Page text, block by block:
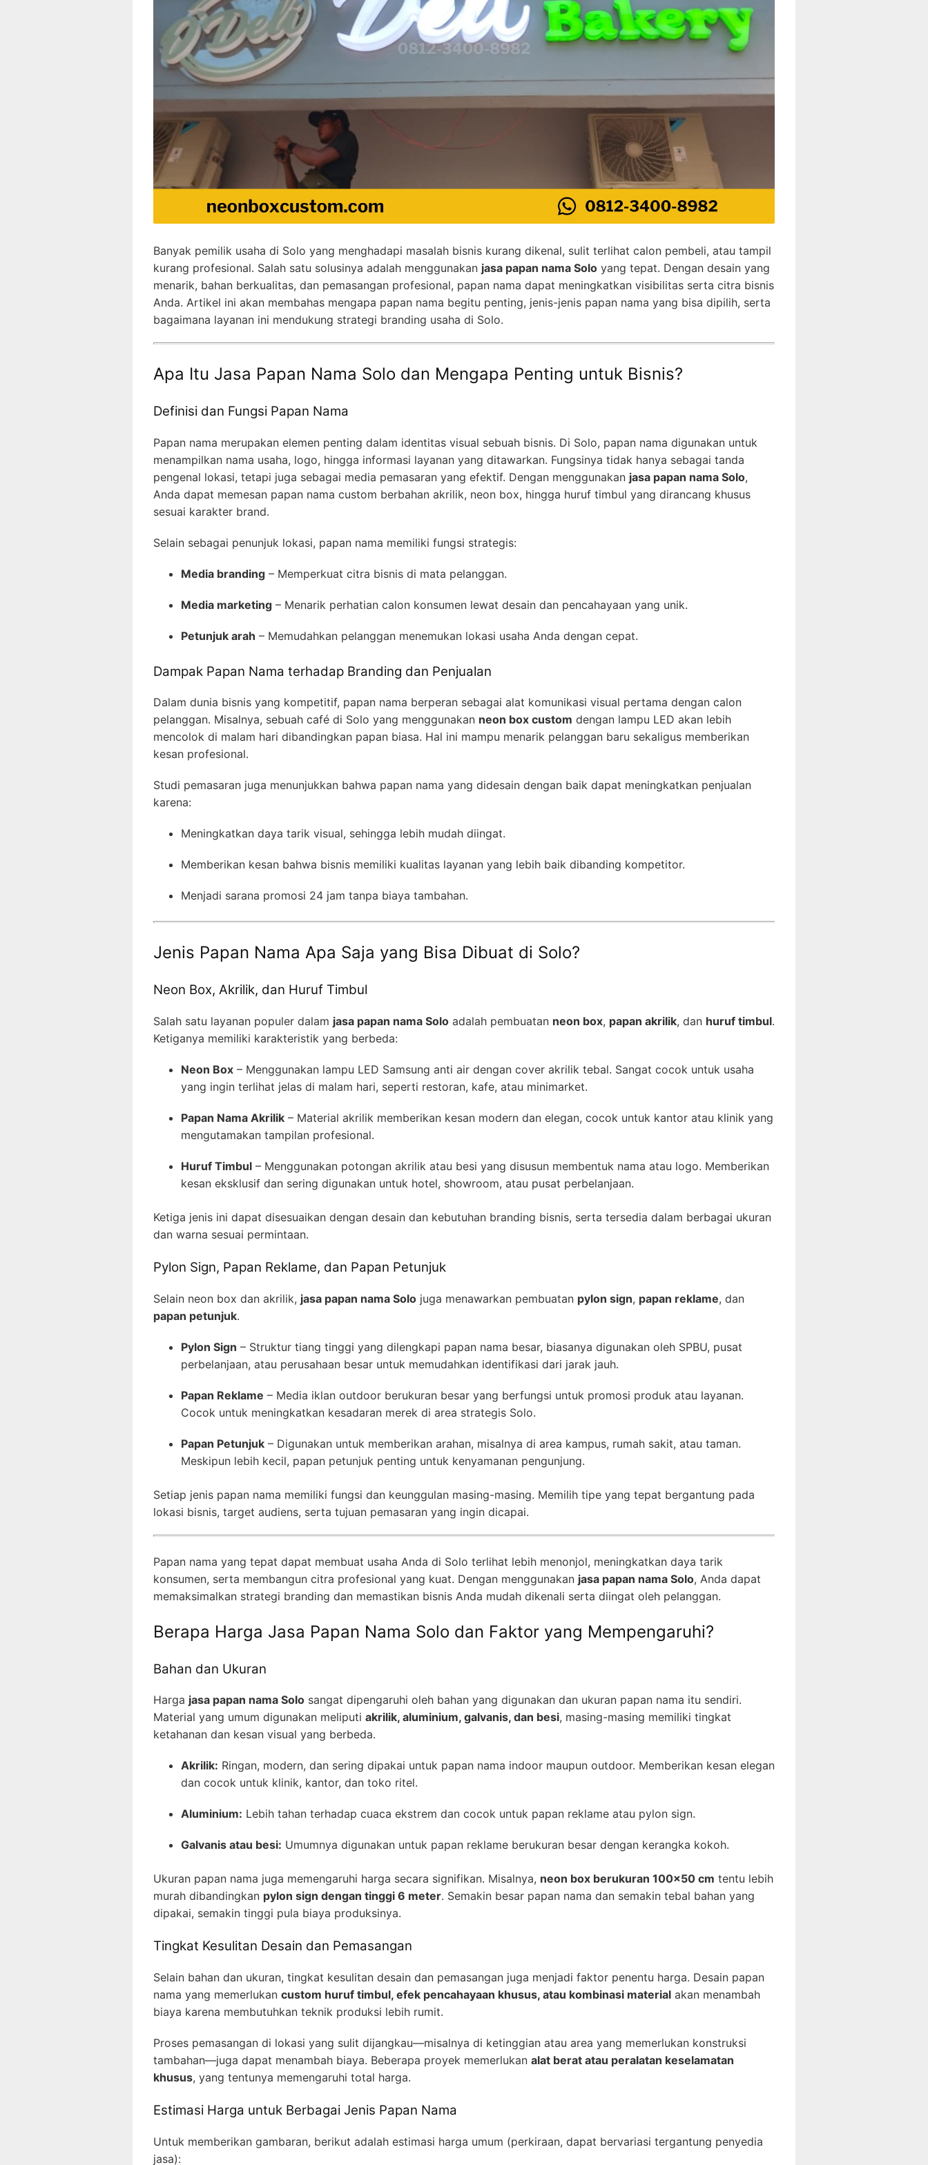
Banyak pemilik usaha di Solo yang menghadapi masalah bisnis kurang dikenal, sulit terlihat calon pembeli, atau tampil
kurang profesional. Salah satu solusinya adalah menggunakan jasa papan nama Solo yang tepat. Dengan desain yang
menarik, bahan berkualitas, dan pemasangan profesional, papan nama dapat meningkatkan visibilitas serta citra bisnis
Anda. Artikel ini akan membahas mengapa papan nama begitu penting, jenis-jenis papan nama yang bisa dipilih, serta
bagaimana layanan ini mendukung strategi branding usaha di Solo.
Apa Itu Jasa Papan Nama Solo dan Mengapa Penting untuk Bisnis?
Definisi dan Fungsi Papan Nama
Papan nama merupakan elemen penting dalam identitas visual sebuah bisnis. Di Solo, papan nama digunakan untuk
menampilkan nama usaha, logo, hingga informasi layanan yang ditawarkan. Fungsinya tidak hanya sebagai tanda
pengenal lokasi, tetapi juga sebagai media pemasaran yang efektif. Dengan menggunakan jasa papan nama Solo,
Anda dapat memesan papan nama custom berbahan akrilik, neon box, hingga huruf timbul yang dirancang khusus
sesuai karakter brand.
Selain sebagai penunjuk lokasi, papan nama memiliki fungsi strategis:
Media branding – Memperkuat citra bisnis di mata pelanggan.
Media marketing – Menarik perhatian calon konsumen lewat desain dan pencahayaan yang unik.
Petunjuk arah – Memudahkan pelanggan menemukan lokasi usaha Anda dengan cepat.
Dampak Papan Nama terhadap Branding dan Penjualan
Dalam dunia bisnis yang kompetitif, papan nama berperan sebagai alat komunikasi visual pertama dengan calon
pelanggan. Misalnya, sebuah café di Solo yang menggunakan neon box custom dengan lampu LED akan lebih
mencolok di malam hari dibandingkan papan biasa. Hal ini mampu menarik pelanggan baru sekaligus memberikan
kesan profesional.
Studi pemasaran juga menunjukkan bahwa papan nama yang didesain dengan baik dapat meningkatkan penjualan
karena:
Meningkatkan daya tarik visual, sehingga lebih mudah diingat.
Memberikan kesan bahwa bisnis memiliki kualitas layanan yang lebih baik dibanding kompetitor.
Menjadi sarana promosi 24 jam tanpa biaya tambahan.
Jenis Papan Nama Apa Saja yang Bisa Dibuat di Solo?
Neon Box, Akrilik, dan Huruf Timbul
Salah satu layanan populer dalam jasa papan nama Solo adalah pembuatan neon box, papan akrilik, dan huruf timbul.
Ketiganya memiliki karakteristik yang berbeda:
Neon Box – Menggunakan lampu LED Samsung anti air dengan cover akrilik tebal. Sangat cocok untuk usaha
yang ingin terlihat jelas di malam hari, seperti restoran, kafe, atau minimarket.
Papan Nama Akrilik – Material akrilik memberikan kesan modern dan elegan, cocok untuk kantor atau klinik yang
mengutamakan tampilan profesional.
Huruf Timbul – Menggunakan potongan akrilik atau besi yang disusun membentuk nama atau logo. Memberikan
kesan eksklusif dan sering digunakan untuk hotel, showroom, atau pusat perbelanjaan.
Ketiga jenis ini dapat disesuaikan dengan desain dan kebutuhan branding bisnis, serta tersedia dalam berbagai ukuran
dan warna sesuai permintaan.
Pylon Sign, Papan Reklame, dan Papan Petunjuk
Selain neon box dan akrilik, jasa papan nama Solo juga menawarkan pembuatan pylon sign, papan reklame, dan
papan petunjuk.
Pylon Sign – Struktur tiang tinggi yang dilengkapi papan nama besar, biasanya digunakan oleh SPBU, pusat
perbelanjaan, atau perusahaan besar untuk memudahkan identifikasi dari jarak jauh.
Papan Reklame – Media iklan outdoor berukuran besar yang berfungsi untuk promosi produk atau layanan.
Cocok untuk meningkatkan kesadaran merek di area strategis Solo.
Papan Petunjuk – Digunakan untuk memberikan arahan, misalnya di area kampus, rumah sakit, atau taman.
Meskipun lebih kecil, papan petunjuk penting untuk kenyamanan pengunjung.
Setiap jenis papan nama memiliki fungsi dan keunggulan masing-masing. Memilih tipe yang tepat bergantung pada
lokasi bisnis, target audiens, serta tujuan pemasaran yang ingin dicapai.
Papan nama yang tepat dapat membuat usaha Anda di Solo terlihat lebih menonjol, meningkatkan daya tarik
konsumen, serta membangun citra profesional yang kuat. Dengan menggunakan jasa papan nama Solo, Anda dapat
memaksimalkan strategi branding dan memastikan bisnis Anda mudah dikenali serta diingat oleh pelanggan.
Berapa Harga Jasa Papan Nama Solo dan Faktor yang Mempengaruhi?
Bahan dan Ukuran
Harga jasa papan nama Solo sangat dipengaruhi oleh bahan yang digunakan dan ukuran papan nama itu sendiri.
Material yang umum digunakan meliputi akrilik, aluminium, galvanis, dan besi, masing-masing memiliki tingkat
ketahanan dan kesan visual yang berbeda.
Akrilik: Ringan, modern, dan sering dipakai untuk papan nama indoor maupun outdoor. Memberikan kesan elegan
dan cocok untuk klinik, kantor, dan toko ritel.
Aluminium: Lebih tahan terhadap cuaca ekstrem dan cocok untuk papan reklame atau pylon sign.
Galvanis atau besi: Umumnya digunakan untuk papan reklame berukuran besar dengan kerangka kokoh.
Ukuran papan nama juga memengaruhi harga secara signifikan. Misalnya, neon box berukuran 100×50 cm tentu lebih
murah dibandingkan pylon sign dengan tinggi 6 meter. Semakin besar papan nama dan semakin tebal bahan yang
dipakai, semakin tinggi pula biaya produksinya.
Tingkat Kesulitan Desain dan Pemasangan
Selain bahan dan ukuran, tingkat kesulitan desain dan pemasangan juga menjadi faktor penentu harga. Desain papan
nama yang memerlukan custom huruf timbul, efek pencahayaan khusus, atau kombinasi material akan menambah
biaya karena membutuhkan teknik produksi lebih rumit.
Proses pemasangan di lokasi yang sulit dijangkau—misalnya di ketinggian atau area yang memerlukan konstruksi
tambahan—juga dapat menambah biaya. Beberapa proyek memerlukan alat berat atau peralatan keselamatan
khusus, yang tentunya memengaruhi total harga.
Estimasi Harga untuk Berbagai Jenis Papan Nama
Untuk memberikan gambaran, berikut adalah estimasi harga umum (perkiraan, dapat bervariasi tergantung penyedia
jasa):